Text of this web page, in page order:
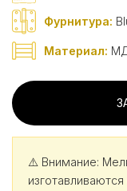
Фурнитура:
Материал:
⚠️ Внимание: